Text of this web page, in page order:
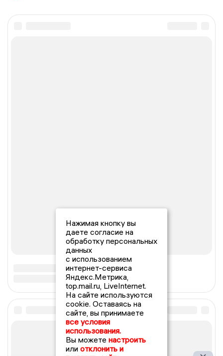
Нажимая кнопку вы
даете согласие на
обработку персональных
данных
с использованием
интернет-сервиса
Яндекс.Метрика,
top.mail.ru, LiveInternet.
На сайте используются
cookie. Оставаясь на
сайте, вы принимаете
все условия
использования.
Вы можете настроить
или отклонить и